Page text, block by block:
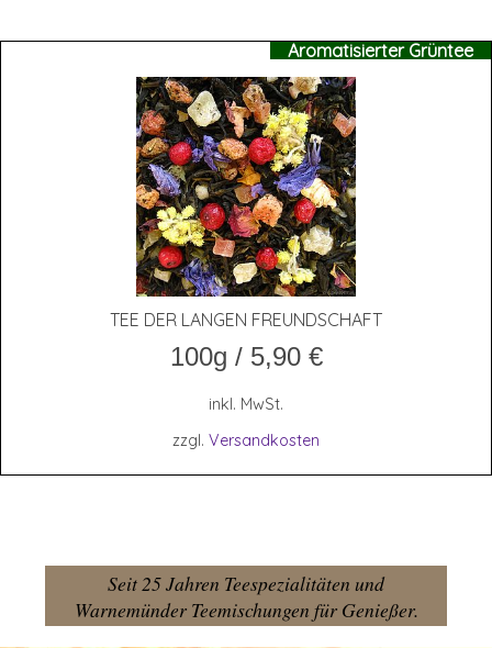
Aromatisierter Grüntee
TEE DER LAN­GEN FREUNDSCHAFT
100g / 5,90 €
inkl. MwSt.
zzgl. Versandkosten
Seit 25 Jahren Teespezialitäten und
Warnemünder Teemischungen für Genießer.